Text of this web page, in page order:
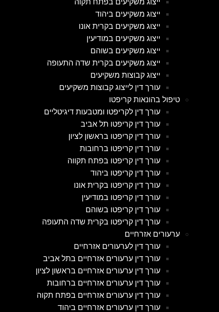
ייצוג משקיעים ביהוד
ייצוג משקיעים בקרית אונו
ייצוג משקיעים במודיעין
ייצוג משקיעים בשוהם
ייצוג משקיעים בקרית שדה התעופה
ייצוג קבוצות משקיעים
עורך דין לייצוג קבוצות משקיעים
טיפול בהונאות קריפטו
עורך דין לקריפטו ומטבעות דיגיטליים
עורך דין קריפטו תל אביב
עורך דין קריפטו בראשון לציון
עורך דין קריפטו ברחובות
עורך דין קריפטו בפתח תקווה
עורך דין קריפטו ביהוד
עורך דין קריפטו בקרית אונו
עורך דין קריפטו במודיעין
עורך דין קריפטו בשוהם
עורך דין קריפטו בקרית שדה התעופה
ערעורים אזרחיים
עורך דין לערעורים אזרחיים
עורך דין ערעורים אזרחיים בתל אביב
עורך דין ערעורים אזרחיים בראשון לציון
עורך דין ערעורים אזרחיים ברחובות
עורך דין ערעורים אזרחיים בפתח תקוה
עורך דין ערעורים אזרחיים ביהוד